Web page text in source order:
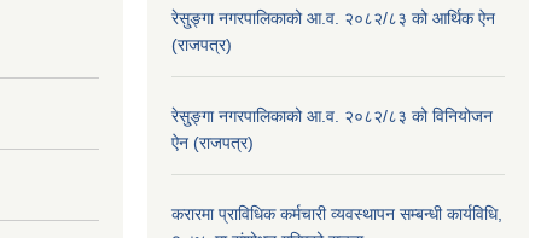
रेसु्ङ्गा नगरपालिकाको आ.व. २०८२/८३ को आर्थिक ऐन
(राजपत्र)
रेसु्ङ्गा नगरपालिकाको आ.व. २०८२/८३ को विनियोजन
ऐन (राजपत्र)
करारमा प्राविधिक कर्मचारी व्यवस्थापन सम्बन्धी कार्यविधि,